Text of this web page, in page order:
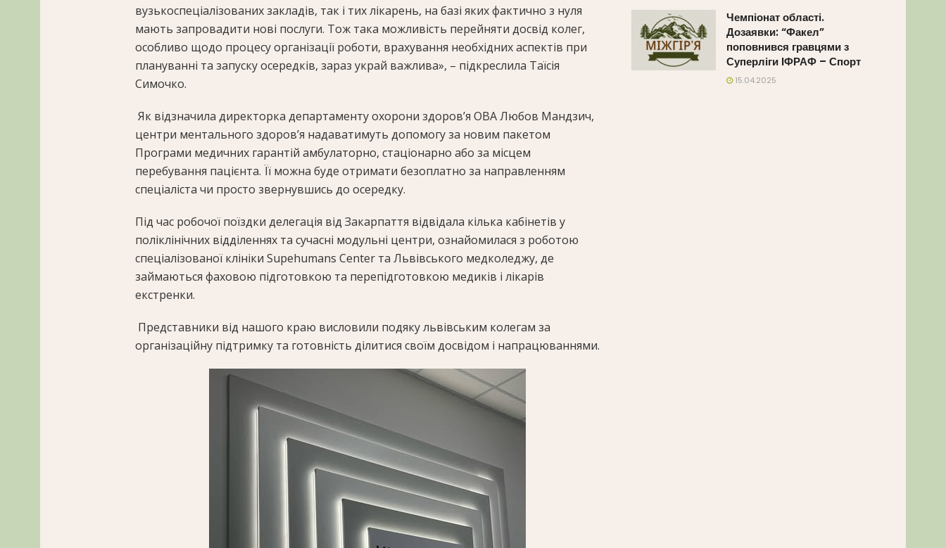
вузькоспеціалізованих закладів, так і тих лікарень, на базі яких фактично з нуля
мають запровадити нові послуги. Тож така можливість перейняти досвід колег,
особливо щодо процесу організації роботи, врахування необхідних аспектів при
плануванні та запуску осередків, зараз украй важлива», – підкреслила Таїсія
Симочко.
Як відзначила директорка департаменту охорони здоров’я ОВА Любов Мандзич,
центри ментального здоров’я надаватимуть допомогу за новим пакетом
Програми медичних гарантій амбулаторно, стаціонарно або за місцем
перебування пацієнта. Її можна буде отримати безоплатно за направленням
спеціаліста чи просто звернувшись до осередку.
Під час робочої поїздки делегація від Закарпаття відвідала кілька кабінетів у
поліклінічних відділеннях та сучасні модульні центри, ознайомилася з роботою
спеціалізованої клініки Supehumans Center та Львівського медколеджу, де
займаються фаховою підготовкою та перепідготовкою медиків і лікарів
екстренки.
Представники від нашого краю висловили подяку львівським колегам за
організаційну підтримку та готовність ділитися своїм досвідом і напрацюваннями.
Чемпіонат області.
Дозаявки: “Факел”
поповнився гравцями з
Суперліги ІФРАФ – Спорт
15.04.2025